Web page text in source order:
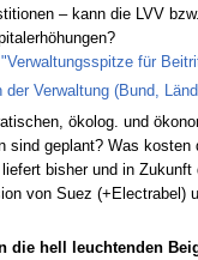
– kann die LVV
"Verwaltungsspitze für
der Verwaltung (Bund,
ökolog. und
sind geplant? Was kosten
bisher und in Zukunft
von Suez (+Electrabel)
die hell leuchtenden